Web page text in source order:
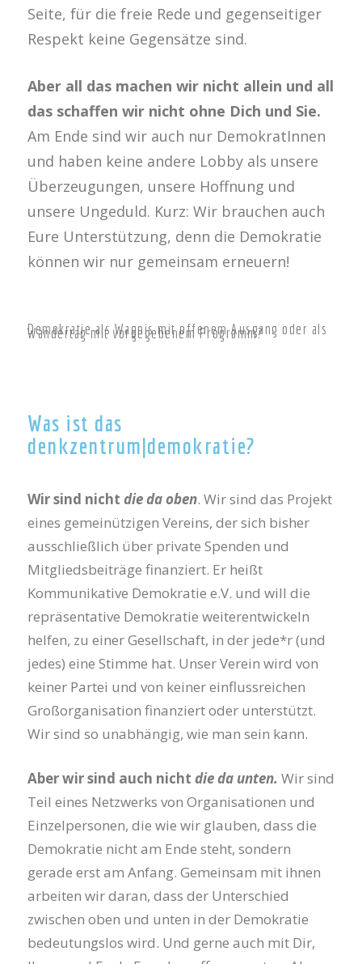
Seite, für die freie Rede und gegenseitiger
Respekt keine Gegensätze sind.
Aber all das machen wir nicht allein und all
das schaffen wir nicht ohne Dich und Sie.
Am Ende sind wir auch nur DemokratInnen
und haben keine andere Lobby als unsere
Überzeugungen, unsere Hoffnung und
unsere Ungeduld. Kurz: Wir brauchen auch
Eure Unterstützung, denn die Demokratie
können wir nur gemeinsam erneuern!
Demokratie als Wagnis mit offenem Ausgang oder als
Wandertag mit vorgegebenem Programm?
Was ist das
denkzentrum|demokratie?
Wir sind nicht die da oben. Wir sind das Projekt
eines gemeinützigen Vereins, der sich bisher
ausschließlich über private Spenden und
Mitgliedsbeiträge finanziert. Er heißt
Kommunikative Demokratie e.V. und will die
repräsentative Demokratie weiterentwickeln
helfen, zu einer Gesellschaft, in der jede*r (und
jedes) eine Stimme hat. Unser Verein wird von
keiner Partei und von keiner einflussreichen
Großorganisation finanziert oder unterstützt.
Wir sind so unabhängig, wie man sein kann.
Aber wir sind auch nicht die da unten. Wir sind
Teil eines Netzwerks von Organisationen und
Einzelpersonen, die wie wir glauben, dass die
Demokratie nicht am Ende steht, sondern
gerade erst am Anfang. Gemeinsam mit ihnen
arbeiten wir daran, dass der Unterschied
zwischen oben und unten in der Demokratie
bedeutungslos wird. Und gerne auch mit Dir,